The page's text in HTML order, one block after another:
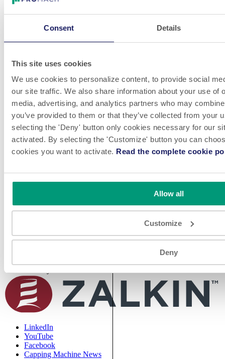
Consent Details
This site uses cookies
We use cookies to personalize content, to provide social
our site traffic. We also share information about your use of
media, advertising, and analytics partners who may
you’ve provided to them or that they’ve collected from your
selecting the 'Deny' button only cookies necessary for our
activated. By selecting the 'Customize' button you can
cookies you want to activate. Read the complete cookie
Allow all
Customize
Deny
Vous complétez les dossiers de suivi de projet via la checklist
problématiques rencontrées aux interlocuteurs concernés
(aussi bien en interne qu’en externe) et vous alertez en cas de
risque de déviation
Vous diagnostiquez et résolvez les problèmes d’automatismes
en interne et en clientèle
Vous proposez des solutions d’amélioration des méthodes de
Compétences et qualités requises :
équivalente de 2 ans
Maitrise des logiciels de programmation automatismes de type
SIEMENS et ROCKWELL
LinkedIn
YouTube
Facebook
Capping Machine News